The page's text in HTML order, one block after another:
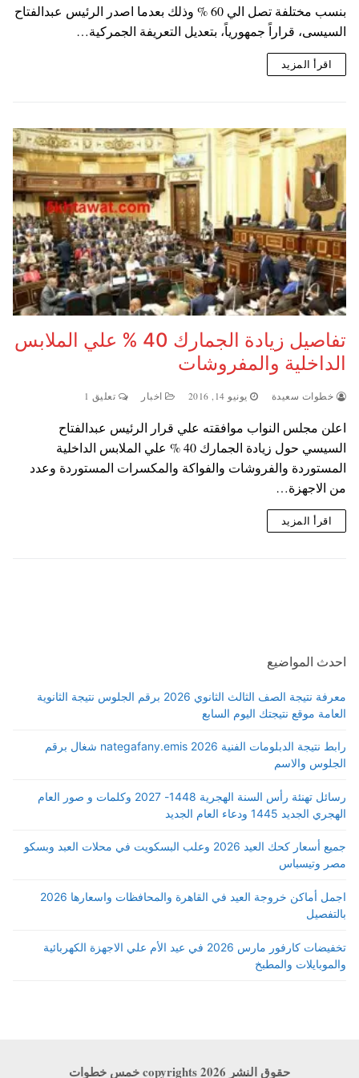
بنسب مختلفة تصل الي 60 % وذلك بعدما اصدر الرئيس عبدالفتاح
السيسى، قراراً جمهورياً، بتعديل التعريفة الجمركية…
اقرأ المزيد
تفاصيل زيادة الجمارك 40 % علي الملابس
الداخلية والمفروشات
خطوات سعيدة يونيو 14, 2016 اخبار تعليق 1
اعلن مجلس النواب موافقته علي قرار الرئيس عبدالفتاح
السيسي حول زيادة الجمارك 40 % علي الملابس الداخلية
المستوردة والفروشات والفواكة والمكسرات المستوردة وعدد
من الاجهزة…
اقرأ المزيد
احدث المواضيع
معرفة نتيجة الصف الثالث الثانوي 2026 برقم الجلوس نتيجة الثانوية
العامة موقع نتيجتك اليوم السابع
رابط نتيجة الدبلومات الفنية 2026 nategafany.emis شغال برقم
الجلوس والاسم
رسائل تهنئة رأس السنة الهجرية 1448- 2027 وكلمات و صور العام
الهجري الجديد 1445 ودعاء العام الجديد
جميع أسعار كحك العيد 2026 وعلب البسكويت في محلات العبد وبسكو
مصر وتيسباس
اجمل أماكن خروجة العيد في القاهرة والمحافظات واسعارها 2026
بالتفصيل
تخفيضات كارفور مارس 2026 في عيد الأم علي الاجهزة الكهربائية
والموبايلات والمطبخ
حقوق النشر copyrights 2026 خمس خطوات